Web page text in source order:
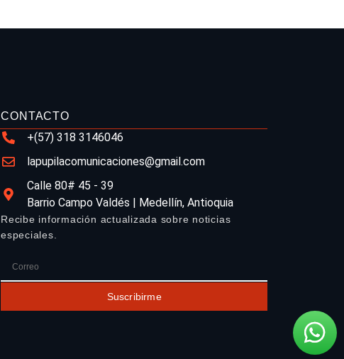
CONTACTO
+(57) 318 3146046
lapupilacomunicaciones@gmail.com
Calle 80# 45 - 39
Barrio Campo Valdés | Medellín, Antioquia
Recibe información actualizada sobre noticias
especiales.
Suscribirme